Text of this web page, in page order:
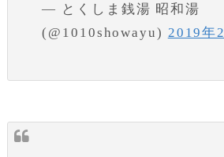
— とくしま銭湯 昭和湯
(@1010showayu) 2019年